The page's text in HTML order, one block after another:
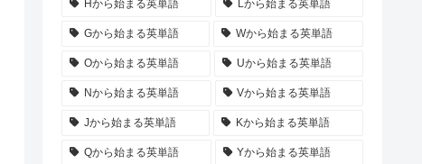
Hから始まる英単語 Lから始まる英単語
Gから始まる英単語 Wから始まる英単語
Oから始まる英単語 Uから始まる英単語
Nから始まる英単語 Vから始まる英単語
Jから始まる英単語 Kから始まる英単語
Qから始まる英単語 Yから始まる英単語